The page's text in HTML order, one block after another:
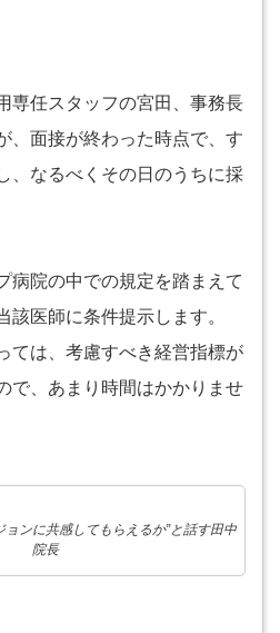
専任スタッフの宮田、事務長
、面接が終わった時点で、す
、なるべくその日のうちに採
病院の中での規定を踏まえて
該医師に条件提示します。
ては、考慮すべき経営指標が
で、あまり時間はかかりませ
ョンに共感してもらえるか”と話す田中
院長